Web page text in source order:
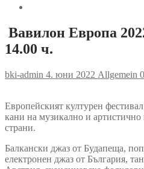
Вавилон Европа
14.00 ч.
bki-admin 4. юни 2022 Allgemein
Европейският културен фестивал
кани на музикално и
страни.
Балкански джаз от Будапеща,
електронен джаз от България,